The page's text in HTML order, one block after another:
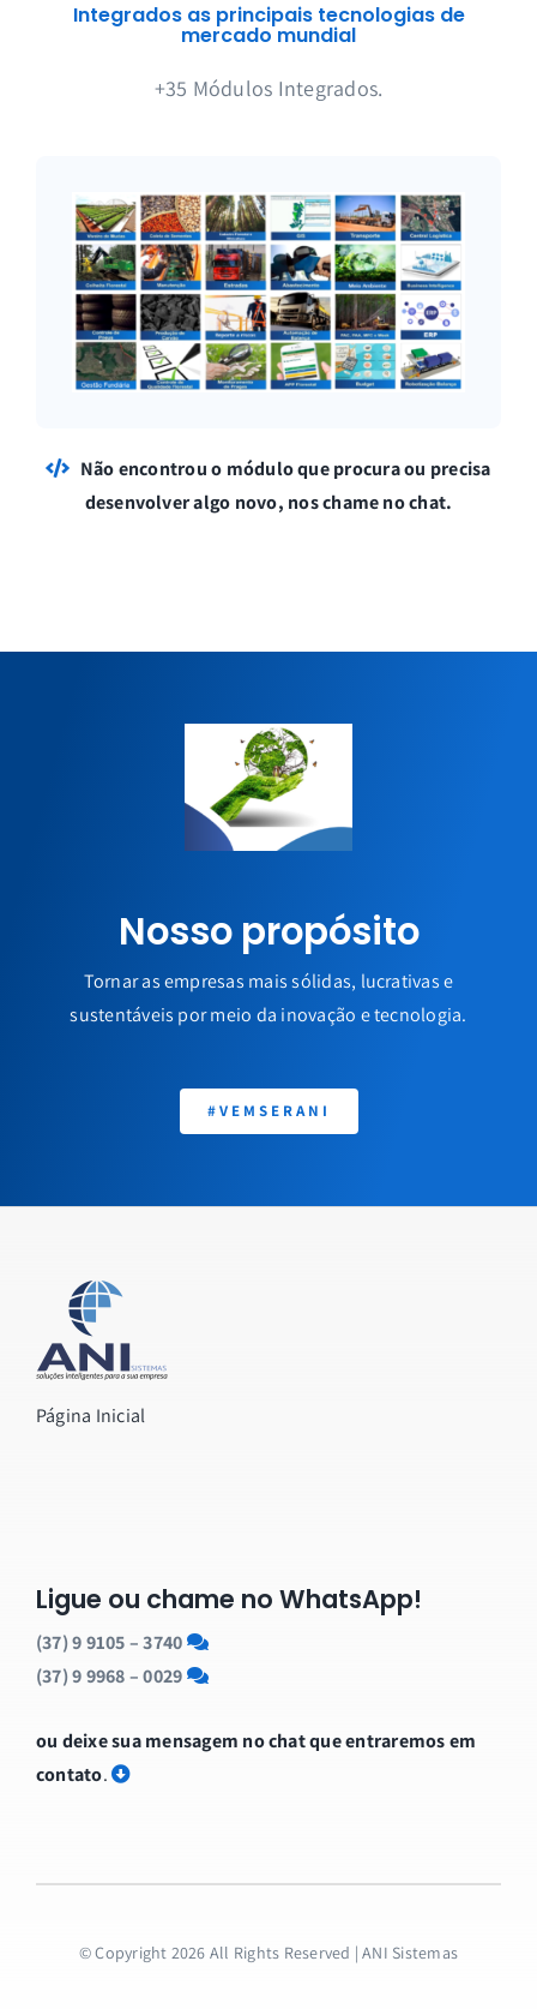
Integrados as principais tecnologias de
mercado mundial
+35 Módulos Integrados.
Não encontrou o módulo que procura ou precisa
desenvolver algo novo, nos chame no chat.
Nosso propósito
Tornar as empresas mais sólidas, lucrativas e
sustentáveis por meio da inovação e tecnologia.
#VEMSERANI
Página Inicial
Ligue ou chame no WhatsApp!
(37) 9 9105 – 3740
(37) 9 9968 – 0029
ou deixe sua mensagem no chat que entraremos em
contato.
© Copyright 2026 All Rights Reserved | ANI Sistemas